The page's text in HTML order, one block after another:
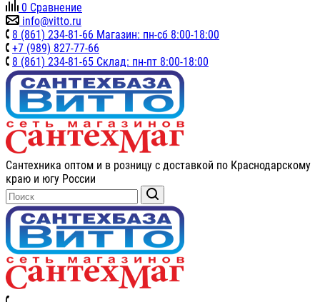
0 Сравнение
info@vitto.ru
8 (861) 234-81-66 Магазин: пн-сб 8:00-18:00
+7 (989) 827-77-66
8 (861) 234-81-65 Склад: пн-пт 8:00-18:00
Сантехника оптом и в розницу с доставкой по Краснодарскому
краю и югу России